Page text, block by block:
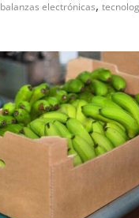
balanzas electrónicas,